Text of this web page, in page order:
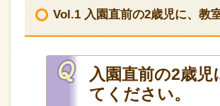
Vol.1 入園直前の2歳児に、教
入園直前の2歳
てください。